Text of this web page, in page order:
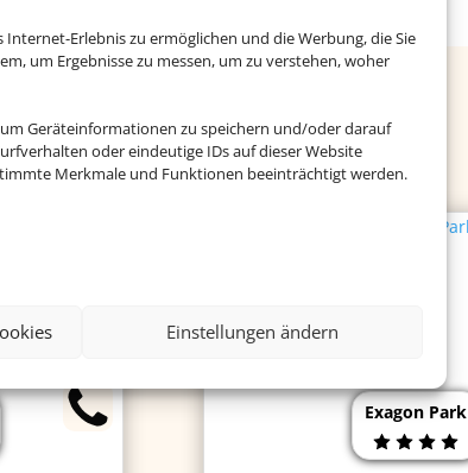
Erlebnis zu ermöglichen und die Werbung, die Sie
um Ergebnisse zu messen, um zu verstehen, woher
Geräteinformationen zu speichern und/oder darauf
oder eindeutige IDs auf dieser Website
Merkmale und Funktionen beeinträchtigt werden.
Einstellungen ändern
auf den Balearen
Exagon Park